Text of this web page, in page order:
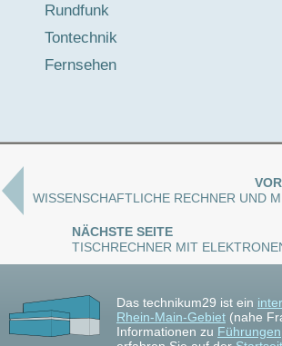
Rundfunk
Tontechnik
Fernsehen
WISSENSCHAFTLICHE RECHNER UND
NÄCHSTE SEITE
TISCHRECHNER MIT
Das technikum29 ist ein
Rhein-Main-Gebiet (nahe
Informationen zu Führungen